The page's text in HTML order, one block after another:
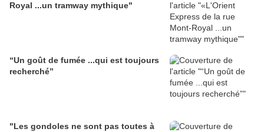
Royal ...un tramway mythique"
“Un goût de fumée ...qui est toujours
recherché”
"Les gondoles ne sont pas toutes à